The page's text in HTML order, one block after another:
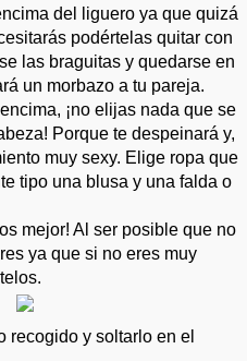
del liguero ya que quizá
podértelas quitar con
las braguitas y quedarse en
un morbazo a tu pareja.
¡no elijas nada que se
Porque te despeinará y,
muy sexy. Elige ropa que
tipo una blusa y una falda o
mejor! Al ser posible que no
ya que si no eres muy
recogido y soltarlo en el